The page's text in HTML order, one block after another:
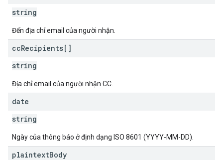
string
Đến địa chỉ email của người nhận.
ccRecipients[]
string
Địa chỉ email của người nhận CC.
date
string
Ngày của thông báo ở định dạng ISO 8601 (YYYY-MM-DD).
plaintextBody